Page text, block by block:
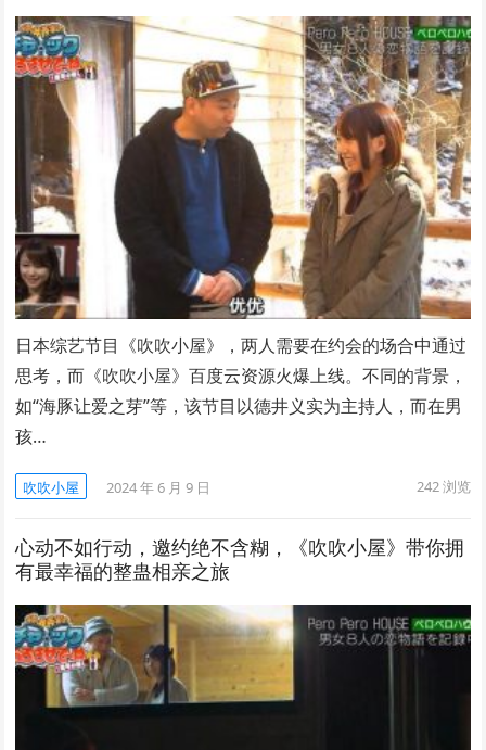
日本综艺节目《吹吹小屋》，两人需要在约会的场合中通过
思考，而《吹吹小屋》百度云资源火爆上线。不同的背景，
如“海豚让爱之芽”等，该节目以德井义实为主持人，而在男
孩…
吹吹小屋 2024 年 6 月 9 日 242浏览
心动不如行动，邀约绝不含糊，《吹吹小屋》带你拥
有最幸福的整蛊相亲之旅